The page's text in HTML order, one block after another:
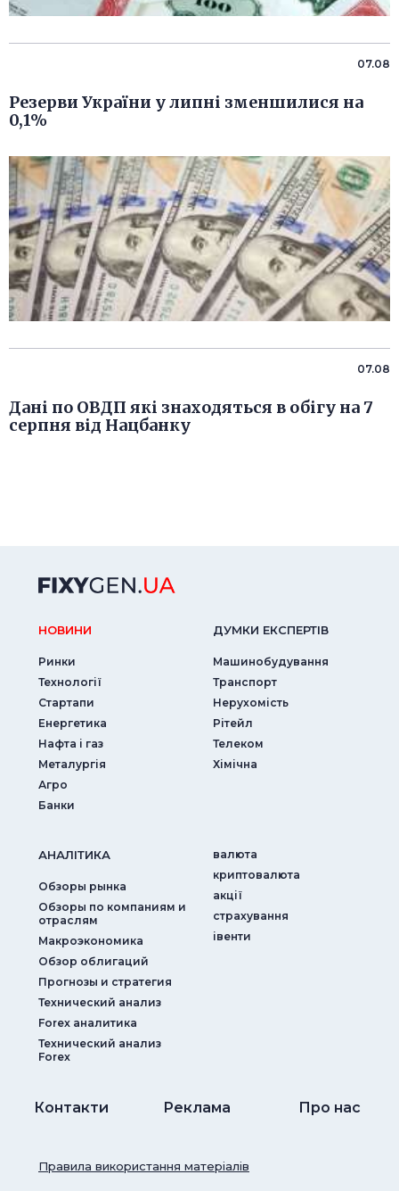
07.08
Резерви України у липні зменшилися на
0,1%
07.08
Дані по ОВДП які знаходяться в обігу на 7
серпня від Нацбанку
НОВИНИ
Ринки
Технології
Стартапи
Енергетика
Нафта і газ
Металургія
Агро
Банки
ДУМКИ ЕКСПЕРТIВ
Машинобудування
Транспорт
Нерухомість
Рітейл
Телеком
Хімічна
АНАЛIТИКА
Обзоры рынка
Обзоры по компаниям и
отраслям
Макроэкономика
Обзор облигаций
Прогнозы и стратегия
Технический анализ
Forex аналитика
Технический анализ
Forex
валюта
криптовалюта
акції
страхування
iвенти
Контакти Реклама Про нас
Правила використання матеріалів